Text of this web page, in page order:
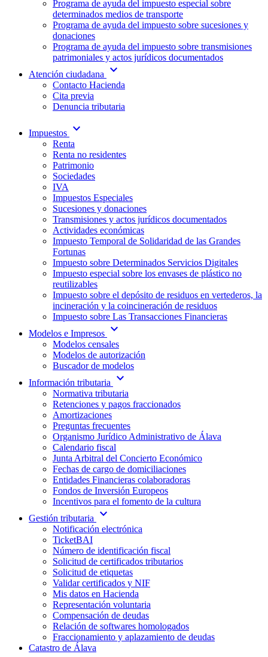
Programa de ayuda del impuesto especial sobre
determinados medios de transporte
Programa de ayuda del impuesto sobre sucesiones y
donaciones
Programa de ayuda del impuesto sobre transmisiones
patrimoniales y actos jurídicos documentados
Atención ciudadana
expand_more
Contacto Hacienda
Cita previa
Denuncia tributaria
Impuestos expand_more
Renta
Renta no residentes
Patrimonio
Sociedades
IVA
Impuestos Especiales
Sucesiones y donaciones
Transmisiones y actos jurídicos documentados
Actividades económicas
Impuesto Temporal de Solidaridad de las Grandes
Fortunas
Impuesto sobre Determinados Servicios Digitales
Impuesto especial sobre los envases de plástico no
reutilizables
Impuesto sobre el depósito de residuos en vertederos, la
incineración y la coincineración de residuos
Impuesto sobre Las Transacciones Financieras
Modelos e Impresos expand_more
Modelos censales
Modelos de autorización
Buscador de modelos
Información tributaria
expand_more
Normativa tributaria
Retenciones y pagos fraccionados
Amortizaciones
Preguntas frecuentes
Organismo Jurídico Administrativo de Álava
Calendario fiscal
Junta Arbitral del Concierto Económico
Fechas de cargo de domiciliaciones
Entidades Financieras colaboradoras
Fondos de Inversión Europeos
Incentivos para el fomento de la cultura
Gestión tributaria
expand_more
Notificación electrónica
TicketBAI
Número de identificación fiscal
Solicitud de certificados tributarios
Solicitud de etiquetas
Validar certificados y NIF
Mis datos en Hacienda
Representación voluntaria
Compensación de deudas
Relación de softwares homologados
Fraccionamiento y aplazamiento de deudas
Catastro de Álava